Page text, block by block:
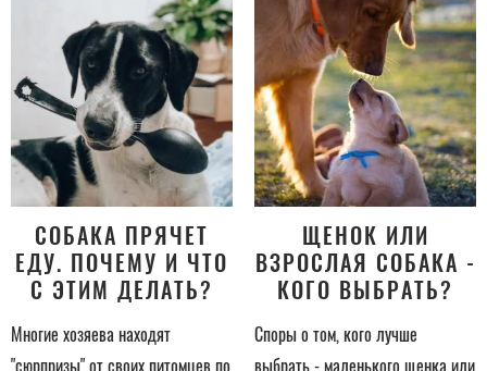
СОБАКА ПРЯЧЕТ
ЕДУ. ПОЧЕМУ И ЧТО
С ЭТИМ ДЕЛАТЬ?
Многие хозяева находят
"сюрпризы" от своих питомцев по
ЩЕНОК ИЛИ
ВЗРОСЛАЯ СОБАКА -
КОГО ВЫБРАТЬ?
Споры о том, кого лучше
выбрать - маленького щенка или